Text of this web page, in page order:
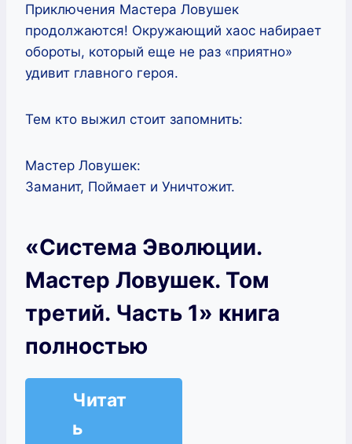
Приключения Мастера Ловушек
продолжаются! Окружающий хаос набирает
обороты, который еще не раз «приятно»
удивит главного героя.
Тем кто выжил стоит запомнить:
Мастер Ловушек:
Заманит, Поймает и Уничтожит.
«Система Эволюции.
Мастер Ловушек. Том
третий. Часть 1» книга
полностью
Читат
ь